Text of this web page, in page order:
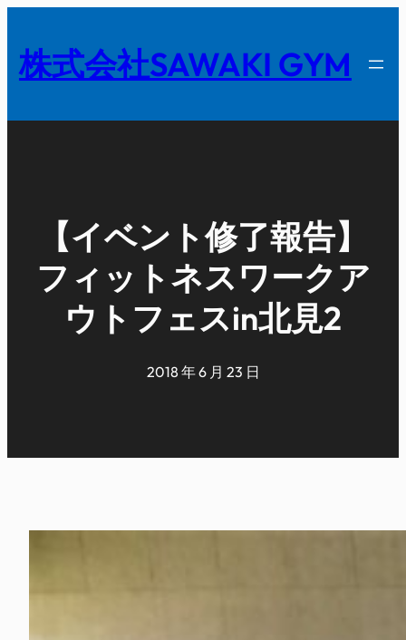
を
キ
株式会社SAWAKI GYM
【イベント修了報告】
フィットネスワークア
ウトフェスin北見2
2018 年 6 月 23 日